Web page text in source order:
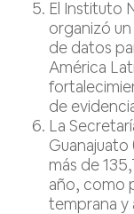
El Instituto
organizó
de datos
América
de
La
Guanajuato
más de
año, como
temprana